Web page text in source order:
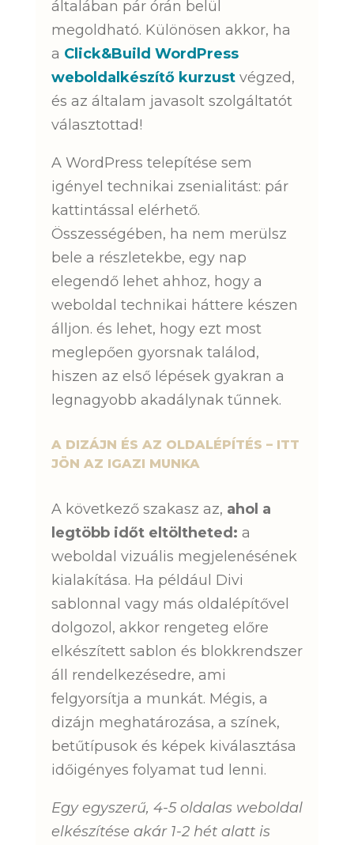
általában pár órán belül
megoldható. Különösen akkor, ha
a Click&Build WordPress
weboldalkészítő kurzust végzed,
és az általam javasolt szolgáltatót
választottad!
A WordPress telepítése sem
igényel technikai zsenialitást: pár
kattintással elérhető.
Összességében, ha nem merülsz
bele a részletekbe, egy nap
elegendő lehet ahhoz, hogy a
weboldal technikai háttere készen
álljon. és lehet, hogy ezt most
meglepően gyorsnak találod,
hiszen az első lépések gyakran a
legnagyobb akadálynak tűnnek.
A DIZÁJN ÉS AZ OLDALÉPÍTÉS – ITT
JÖN AZ IGAZI MUNKA
A következő szakasz az, ahol a
legtöbb időt eltöltheted: a
weboldal vizuális megjelenésének
kialakítása. Ha például Divi
sablonnal vagy más oldalépítővel
dolgozol, akkor rengeteg előre
elkészített sablon és blokkrendszer
áll rendelkezésedre, ami
felgyorsítja a munkát. Mégis, a
dizájn meghatározása, a színek,
betűtípusok és képek kiválasztása
időigényes folyamat tud lenni.
Egy egyszerű, 4-5 oldalas weboldal
elkészítése akár 1-2 hét alatt is